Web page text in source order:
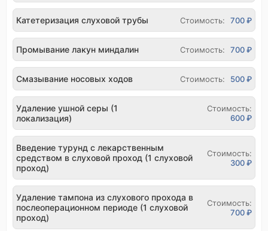
Катетеризация слуховой трубы Стоимость: 700 ₽
Промывание лакун миндалин Стоимость: 700 ₽
Смазывание носовых ходов Стоимость: 500 ₽
Удаление ушной серы (1
локализация)
Стоимость:
600 ₽
Введение турунд с лекарственным
средством в слуховой проход (1 слуховой
проход)
Стоимость:
300 ₽
Удаление тампона из слухового прохода в
послеоперационном периоде (1 слуховой
проход)
Стоимость:
700 ₽